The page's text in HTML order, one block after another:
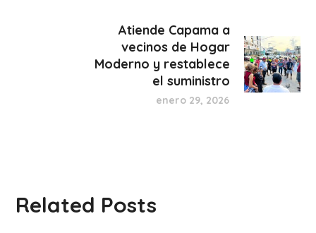
Atiende Capama a
vecinos de Hogar
Moderno y restablece
el suministro
enero 29, 2026
Related Posts